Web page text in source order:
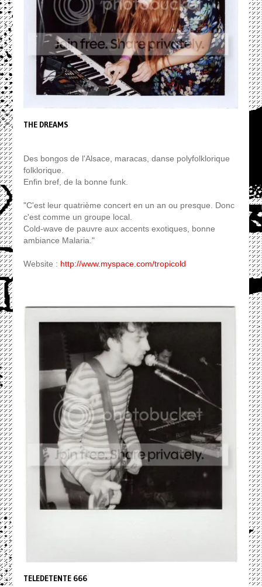
THE DREAMS
Des bongos de l'Alsace, maracas, danse polyfolklorique
folklorique.
Enfin bref, de la bonne funk.
"C'est leur quatrième concert en un an ou presque. Donc
c'est comme un groupe local.
Cold-wave de pauvre aux accents exotiques, bonne
ambiance Malaria."
Website : http://www.myspace.com/tropicold
TELEDETENTE 666